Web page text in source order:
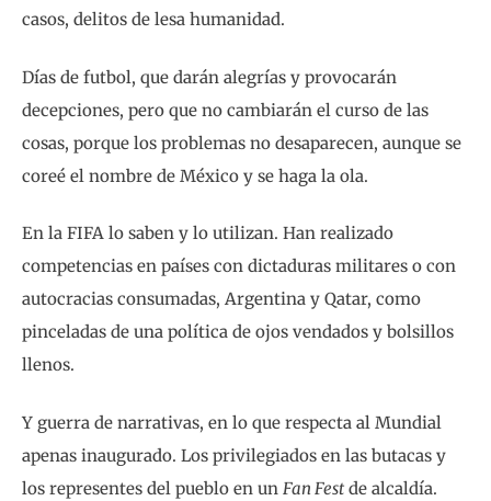
casos, delitos de lesa humanidad.
Días de futbol, que darán alegrías y provocarán
decepciones, pero que no cambiarán el curso de las
cosas, porque los problemas no desaparecen, aunque se
coreé el nombre de México y se haga la ola.
En la FIFA lo saben y lo utilizan. Han realizado
competencias en países con dictaduras militares o con
autocracias consumadas, Argentina y Qatar, como
pinceladas de una política de ojos vendados y bolsillos
llenos.
Y guerra de narrativas, en lo que respecta al Mundial
apenas inaugurado. Los privilegiados en las butacas y
los representes del pueblo en un Fan Fest de alcaldía.